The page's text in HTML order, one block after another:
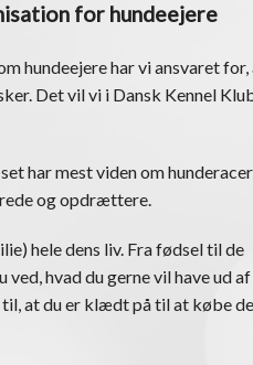
for hundeejere
hundeejere har vi ansvaret for,
Det vil vi i Dansk Kennel
har mest viden om
og opdrættere.
hele dens liv. Fra fødsel til de
hvad du gerne vil have ud af
til, at du er klædt på til at købe